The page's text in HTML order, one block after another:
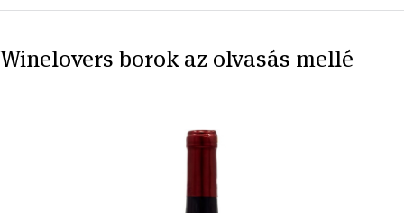
Winelovers borok az olvasás mellé